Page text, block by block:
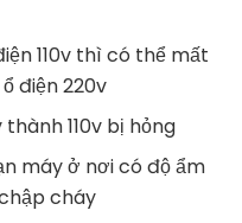
110v thì có thể mất
điện 220v
110v bị hỏng
máy ở nơi có độ ẩm
cháy